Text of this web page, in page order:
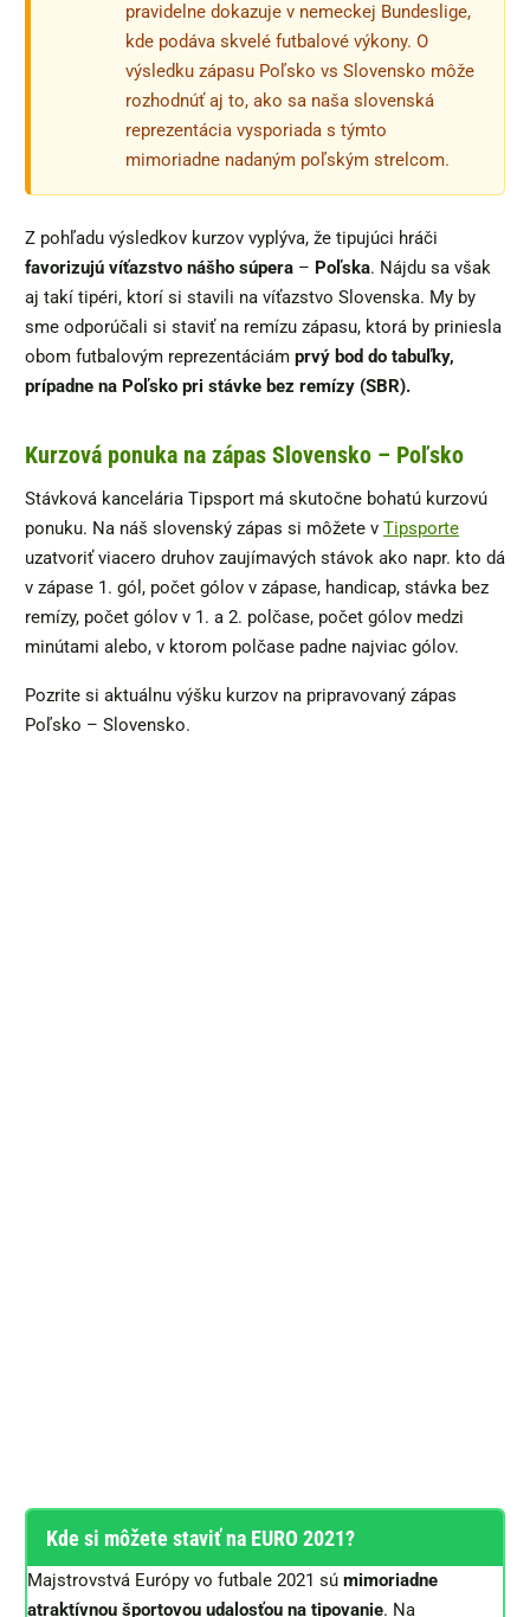
pravidelne dokazuje v nemeckej Bundeslige,
kde podáva skvelé futbalové výkony. O
výsledku zápasu Poľsko vs Slovensko môže
rozhodnúť aj to, ako sa naša slovenská
reprezentácia vysporiada s týmto
mimoriadne nadaným poľským strelcom.
Z pohľadu výsledkov kurzov vyplýva, že tipujúci hráči
favorizujú víťazstvo nášho súpera – Poľska. Nájdu sa však
aj takí tipéri, ktorí si stavili na víťazstvo Slovenska. My by
sme odporúčali si staviť na remízu zápasu, ktorá by priniesla
obom futbalovým reprezentáciám prvý bod do tabuľky,
prípadne na Poľsko pri stávke bez remízy (SBR).
Kurzová ponuka na zápas Slovensko – Poľsko
Stávková kancelária Tipsport má skutočne bohatú kurzovú
ponuku. Na náš slovenský zápas si môžete v Tipsporte
uzatvoriť viacero druhov zaujímavých stávok ako napr. kto dá
v zápase 1. gól, počet gólov v zápase, handicap, stávka bez
remízy, počet gólov v 1. a 2. polčase, počet gólov medzi
minútami alebo, v ktorom polčase padne najviac gólov.
Pozrite si aktuálnu výšku kurzov na pripravovaný zápas
Poľsko – Slovensko.
Kde si môžete staviť na EURO 2021?
Majstrovstvá Európy vo futbale 2021 sú mimoriadne
atraktívnou športovou udalosťou na tipovanie. Na